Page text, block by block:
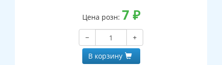
Цена розн: 7 ₽
−
+
В корзину